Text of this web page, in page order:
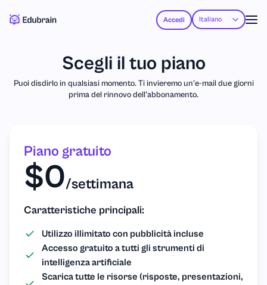
Accedi Italiano
Scegli il tuo piano
Puoi disdirlo in qualsiasi momento. Ti invieremo un'e-mail due giorni
prima del rinnovo dell'abbonamento.
Piano gratuito
$0/settimana
Caratteristiche principali:
Utilizzo illimitato con pubblicità incluse
Accesso gratuito a tutti gli strumenti di
intelligenza artificiale
Scarica tutte le risorse (risposte, presentazioni,